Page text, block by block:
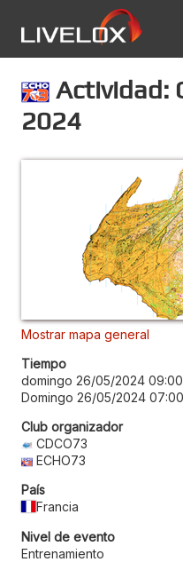
Actividad:
2024
Mostrar mapa general
Tiempo
domingo 26/05/2024 09:00
Domingo 26/05/2024 07:00
Club organizador
CDCO73
ECHO73
País
Francia
Nivel de evento
Entrenamiento